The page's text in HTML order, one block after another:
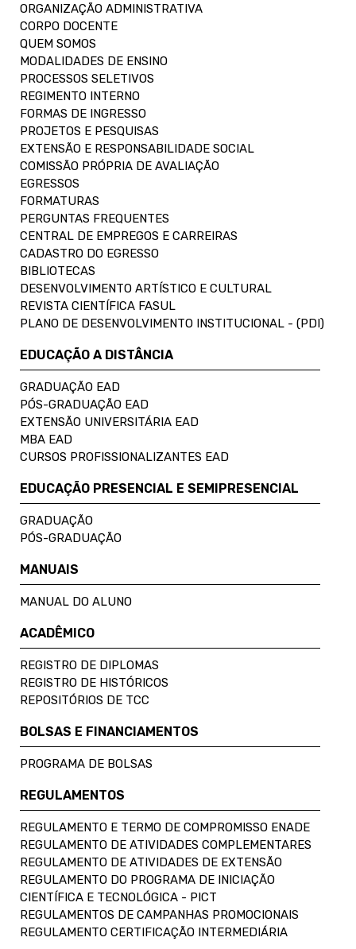
ORGANIZAÇÃO ADMINISTRATIVA
CORPO DOCENTE
QUEM SOMOS
MODALIDADES DE ENSINO
PROCESSOS SELETIVOS
REGIMENTO INTERNO
FORMAS DE INGRESSO
PROJETOS E PESQUISAS
EXTENSÃO E RESPONSABILIDADE SOCIAL
COMISSÃO PRÓPRIA DE AVALIAÇÃO
EGRESSOS
FORMATURAS
PERGUNTAS FREQUENTES
CENTRAL DE EMPREGOS E CARREIRAS
CADASTRO DO EGRESSO
BIBLIOTECAS
DESENVOLVIMENTO ARTÍSTICO E CULTURAL
REVISTA CIENTÍFICA FASUL
PLANO DE DESENVOLVIMENTO INSTITUCIONAL - (PDI)
EDUCAÇÃO A DISTÂNCIA
GRADUAÇÃO EAD
PÓS-GRADUAÇÃO EAD
EXTENSÃO UNIVERSITÁRIA EAD
MBA EAD
CURSOS PROFISSIONALIZANTES EAD
EDUCAÇÃO PRESENCIAL E SEMIPRESENCIAL
GRADUAÇÃO
PÓS-GRADUAÇÃO
MANUAIS
MANUAL DO ALUNO
ACADÊMICO
REGISTRO DE DIPLOMAS
REGISTRO DE HISTÓRICOS
REPOSITÓRIOS DE TCC
BOLSAS E FINANCIAMENTOS
PROGRAMA DE BOLSAS
REGULAMENTOS
REGULAMENTO E TERMO DE COMPROMISSO ENADE
REGULAMENTO DE ATIVIDADES COMPLEMENTARES
REGULAMENTO DE ATIVIDADES DE EXTENSÃO
REGULAMENTO DO PROGRAMA DE INICIAÇÃO
CIENTÍFICA E TECNOLÓGICA - PICT
REGULAMENTOS DE CAMPANHAS PROMOCIONAIS
REGULAMENTO CERTIFICAÇÃO INTERMEDIÁRIA